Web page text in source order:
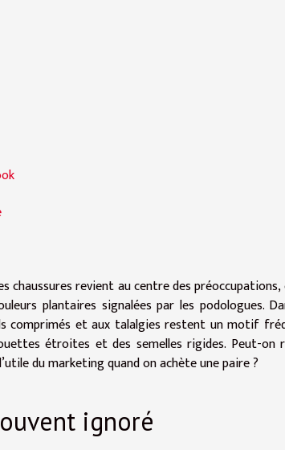
chaussures revient au centre des
plantaires signalées par les podologues.
comprimés et aux talalgies restent un motif
étroites et des semelles rigides. Peut-on
du marketing quand on achète une paire ?
ignoré